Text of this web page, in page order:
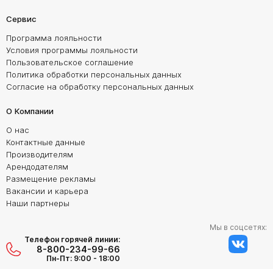
Сервис
Программа лояльности
Условия программы лояльности
Пользовательское соглашение
Политика обработки персональных данных
Согласие на обработку персональных данных
О Компании
О нас
Контактные данные
Производителям
Арендодателям
Размещение рекламы
Вакансии и карьера
Наши партнеры
Телефон горячей линии:
8-800-234-99-66
Пн-Пт: 9:00 - 18:00
Мы в соцсетях: